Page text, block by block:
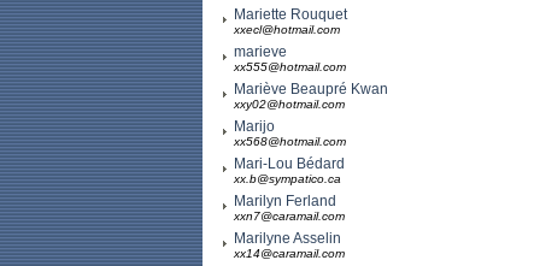
Mariette Rouquet
xxecl@hotmail.com
marieve
xx555@hotmail.com
Mariève Beaupré Kwan
xxy02@hotmail.com
Marijo
xx568@hotmail.com
Mari-Lou Bédard
xx.b@sympatico.ca
Marilyn Ferland
xxn7@caramail.com
Marilyne Asselin
xx14@caramail.com